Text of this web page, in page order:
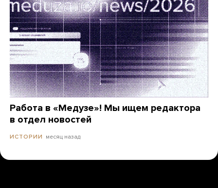
Работа в «Медузе»! Мы ищем редактора
в отдел новостей
ИСТОРИИ месяц назад